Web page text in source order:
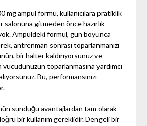
mg ampul formu, kullanıcılara pratiklik
salonuna gitmeden önce hazırlık
Ampuldeki formül, gün boyunca
antrenman sonrası toparlanmanızı
bir halter kaldırıyorsunuz ve
vücudunuzun toparlanmasına yardımcı
Bu, performansınızı
sunduğu avantajlardan tam olarak
bir kullanım gereklidir. Dengeli bir